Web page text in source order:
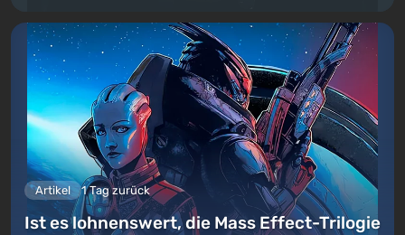
Artikel 1 Tag zurück
Ist es lohnenswert, die Mass Effect-Trilogie